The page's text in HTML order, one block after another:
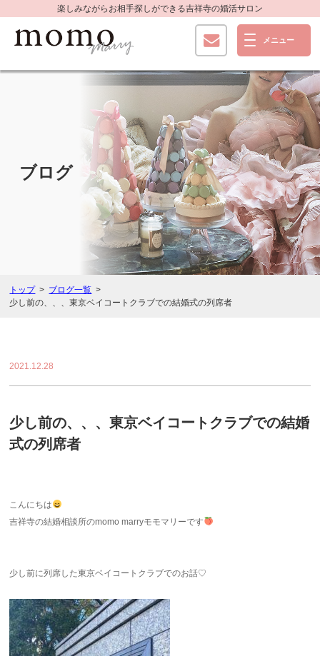
楽しみながらお相手探しができる吉祥寺の婚活サロン
ブログ
トップ
ブログ一覧
少し前の、、、東京ベイコートクラブでの結婚式の列席者
2021.12.28
少し前の、、、東京ベイコートクラブでの結婚
式の列席者
こんにちは
吉祥寺の結婚相談所のmomo marryモモマリーです
少し前に列席した東京ベイコートクラブでのお話♡